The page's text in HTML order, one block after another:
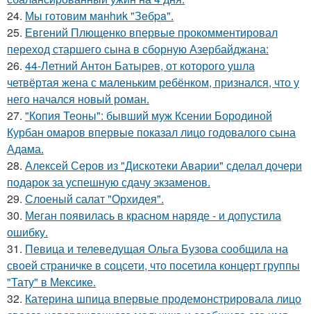
24. Мы готовим мaнhиk "Зeбpa".
25. Евгений Плющенко впервые прокомментировал
переход старшего сына в сборную Азербайджана:
26. 44-Летний Антон Батырев, от которого ушла
четвёртая жена с маленьким ребёнком, признался, что у
него начался новый роман.
27. "Копия Теоны": бывший муж Ксении Бородиной
Курбан омаров впервые показал лицо годовалого сына
Адама.
28. Алексей Серов из "Дискотеки Аварии" сделал дочери
подарок за успешную сдачу экзаменов.
29. Слоеный салат "Орхидея".
30. Меган появилась в красном наряде - и допустила
ошибку.
31. Певица и телеведущая Ольга Бузова сообщила на
своей страничке в соцсети, что посетила концерт группы
"Тату" в Мексике.
32. Катерина шпица впервые продемонстрировала лицо